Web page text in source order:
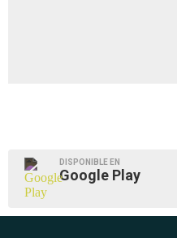
DISPONIBLE EN
Google Play